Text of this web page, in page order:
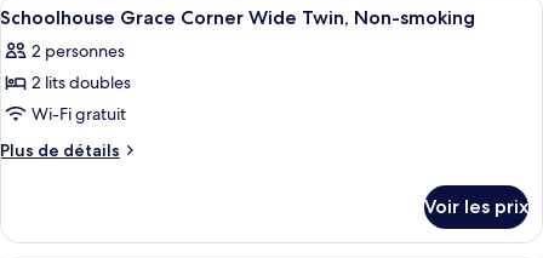
chambres
toutes
les
photos
pour
ce
chambre :
3
Schoolhouse Grace Corner Wide Twin, Non-smoking
2 personnes
2 lits doubles
Wi-Fi gratuit
Plus de détails
Plus
le
Voir les prix